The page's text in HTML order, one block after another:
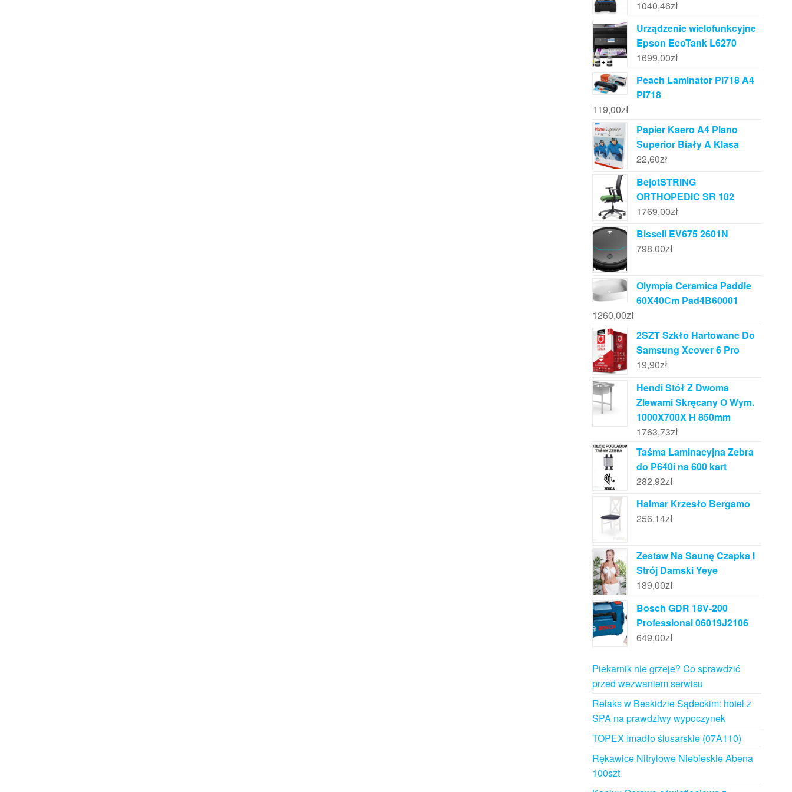
1040,46zł
Urządzenie wielofunkcyjne
Epson EcoTank L6270
1699,00zł
Peach Laminator Pl718 A4
Pl718
119,00zł
Papier Ksero A4 Plano
Superior Biały A Klasa
22,60zł
BejotSTRING
ORTHOPEDIC SR 102
1769,00zł
Bissell EV675 2601N
798,00zł
Olympia Ceramica Paddle
60X40Cm Pad4B60001
1260,00zł
2SZT Szkło Hartowane Do
Samsung Xcover 6 Pro
19,90zł
Hendi Stół Z Dwoma
Zlewami Skręcany O Wym.
1000X700X H 850mm
1763,73zł
Taśma Laminacyjna Zebra
do P640i na 600 kart
282,92zł
Halmar Krzesło Bergamo
256,14zł
Zestaw Na Saunę Czapka I
Strój Damski Yeye
189,00zł
Bosch GDR 18V-200
Professional 06019J2106
649,00zł
Piekarnik nie grzeje? Co sprawdzić
przed wezwaniem serwisu
Relaks w Beskidzie Sądeckim: hotel z
SPA na prawdziwy wypoczynek
TOPEX Imadło ślusarskie (07A110)
Rękawice Nitrylowe Niebieskie Abena
100szt